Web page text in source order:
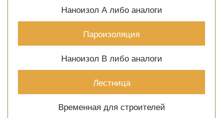
Наноизол А либо аналоги
Пароизоляция
Наноизол В либо аналоги
Лестница
Временная для строителей